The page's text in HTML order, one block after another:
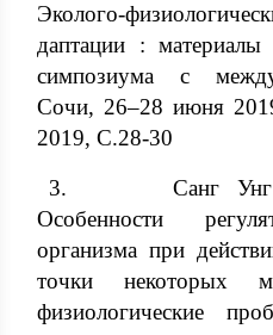
Эколого-
даптации :
симпозиума с
Сочи, 26–28 июня
2019, С.28-30
3. Санг Унг
Особенности
организма при
точки некоторых
физиологические